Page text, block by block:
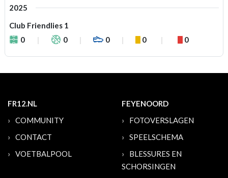
2025
Club Friendlies 1
0
0 0 0 0
FR12.NL
COMMUNITY
CONTACT
VOETBALPOOL
FEYENOORD
FOTOVERSLAGEN
SPEELSCHEMA
BLESSURES EN
SCHORSINGEN